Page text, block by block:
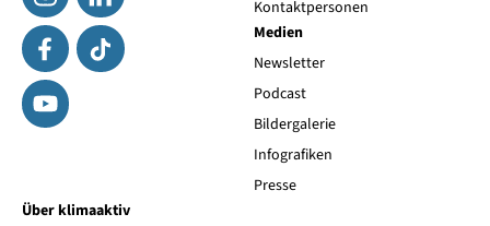
Kontaktpersonen
Medien
Newsletter
Podcast
Bildergalerie
Infografiken
Presse
Über klimaaktiv